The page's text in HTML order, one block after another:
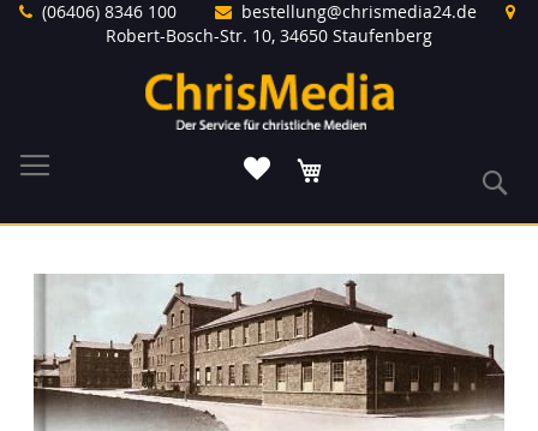
Direkt(06406) 8346 100
bestellung@chrismedia24.de
Robert-Bosch-Str. 10, 34650 Staufenberg
Bildergalerie
springen